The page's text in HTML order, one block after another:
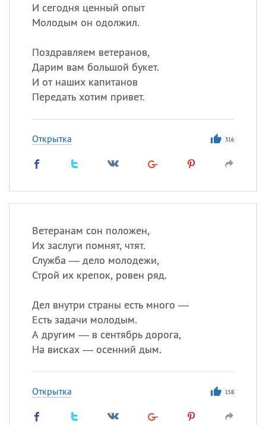
И сегодня ценный опыт
Молодым он одолжил.
Поздравляем ветеранов,
Дарим вам большой букет.
И от наших капитанов
Передать хотим привет.
Открытка 316
Ветеранам сон положен,
Их заслуги помнят, чтят.
Служба — дело молодежи,
Строй их крепок, ровен ряд.
Дел внутри страны есть много —
Есть задачи молодым.
А другим — в сентябрь дорога,
На висках — осенний дым.
Открытка 158
Сегодня празднуют именины
Акакий
Еще
,
Антонина
Еще